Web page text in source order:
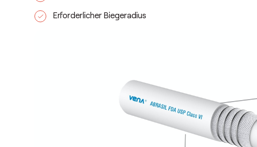
Erforderlicher Biegeradius